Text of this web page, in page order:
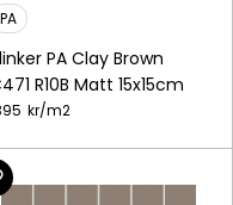
PA
PA Clay Brown
R10B Matt 15x15cm
kr/m2